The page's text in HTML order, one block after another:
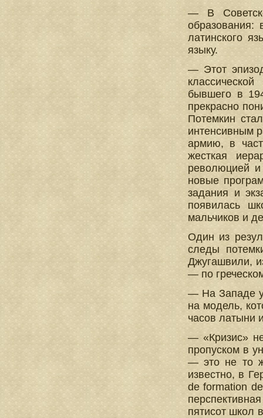
— В
латинского
языку.
— Этот
бывшего в
прекрасно
Потемкин
интенсивным
армию, в
жесткая
революцией
новые
задания и
появилась
мальчиков и
Один из
следы
Джугашвили,
— по
— На Западе
на модель,
часов латыни
— «Кризис»
пропуском в
— это не то
известно, в
de formation
пятисот школ